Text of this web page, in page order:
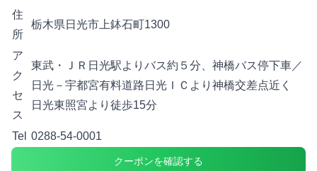
住
所
栃木県日光市上鉢石町1300
ア
ク
セ
ス
東武・ＪＲ日光駅よりバス約５分、神橋バス停下車／
日光－宇都宮有料道路日光ＩＣより神橋交差点近く
日光東照宮より徒歩15分
Tel 0288-54-0001
クーポンを確認する